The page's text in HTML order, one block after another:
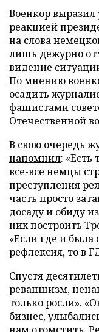
Военкор
реакцией
на слова
лишь дежурно
видение
По мнению
осадить
фашистами
Отечественной
В свою очередь
напомнил: «Есть
все-все немцы
преступления
часть просто
досаду и обиду
них построить
«Если где и была
рефлексия, то в
Спустя
реваншизм,
только росли».
бизнес,